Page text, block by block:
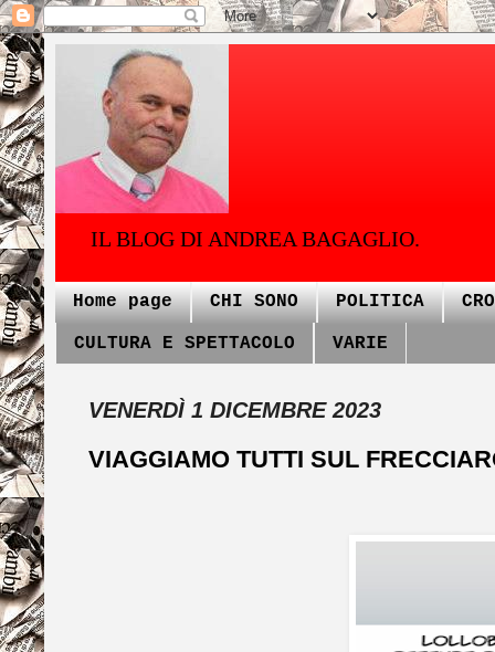
IL BLOG DI ANDREA BAGAGLIO.
Home page CHI SONO POLITICA
CULTURA E SPETTACOLO VARIE
VENERDÌ 1 DICEMBRE 2023
VIAGGIAMO TUTTI SUL